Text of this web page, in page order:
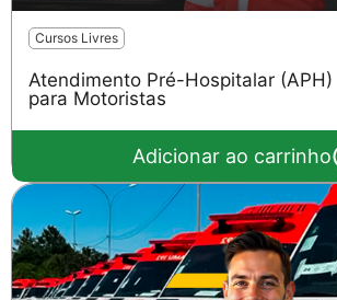
Cursos Livres
Atendimento Pré-Hospitalar (APH)
para Motoristas
Adicionar ao carrinho